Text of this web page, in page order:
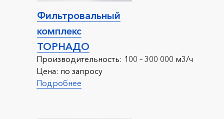
Фильтровальный
комплекс
ТОРНАДО
Производительность: 100 – 300 000 м3/ч
Цена: по запросу
Подробнее